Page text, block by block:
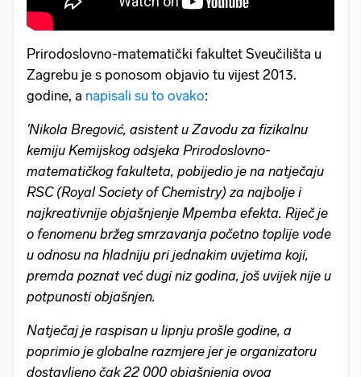
Prirodoslovno-matematički fakultet Sveučilišta u
Zagrebu je s ponosom objavio tu vijest 2013.
godine, a napisali su to ovako:
'Nikola Bregović, asistent u Zavodu za fizikalnu
kemiju Kemijskog odsjeka Prirodoslovno-
matematičkog fakulteta, pobijedio je na natječaju
RSC (Royal Society of Chemistry) za najbolje i
najkreativnije objašnjenje Mpemba efekta. Riječ je
o fenomenu bržeg smrzavanja početno toplije vode
u odnosu na hladniju pri jednakim uvjetima koji,
premda poznat već dugi niz godina, još uvijek nije u
potpunosti objašnjen.
Natječaj je raspisan u lipnju prošle godine, a
poprimio je globalne razmjere jer je organizatoru
dostavljeno čak 22 000 objašnjenja ovog